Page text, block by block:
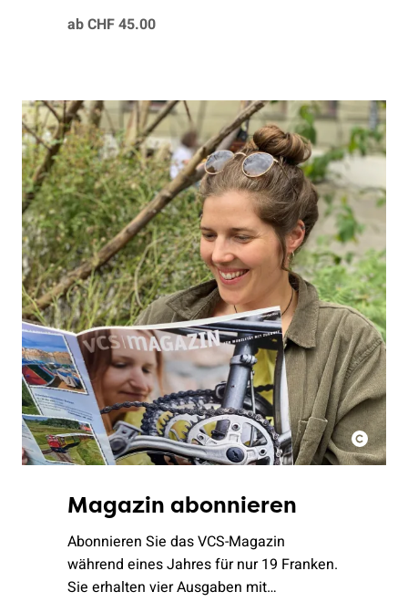
ab CHF 45.00
Magazin abonnieren
Abonnieren Sie das VCS-Magazin
während eines Jahres für nur 19 Franken.
Sie erhalten vier Ausgaben mit